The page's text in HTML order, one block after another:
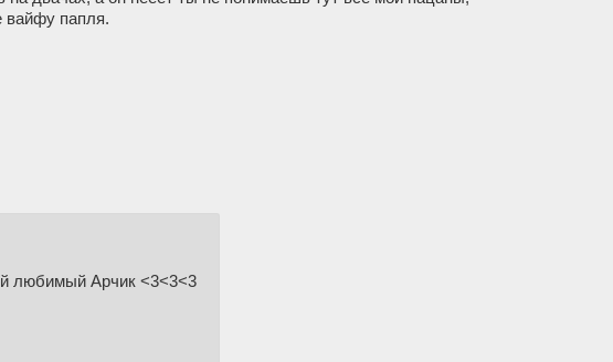
вайфу папля.
любимый Арчик <3<3<3